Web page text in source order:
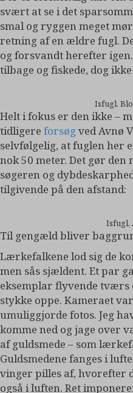
svært at se i det
smal og ryggen meget
retning af en ældre fugl.
og forsvandt herefter
tilbage og fiskede, dog
Isfugl,
Helt i fokus er den ikke –
tidligere forsøgved Avnø
selvfølgelig, at fuglen her
nok 50 meter. Det gør den
søgeren og
tilgivende på den afstand:
Isfugl,
Til gengæld bliver
Lærkefalkene lod sig de
men sås sjældent. Et par
eksemplar flyvende tværs
stykke oppe. Kameraet
umuliggjorde fotos. Jeg
komme ned og jage over
af guldsmede – som
Guldsmedene fanges i
vinger pilles af, hvorefter
også i luften. Ret